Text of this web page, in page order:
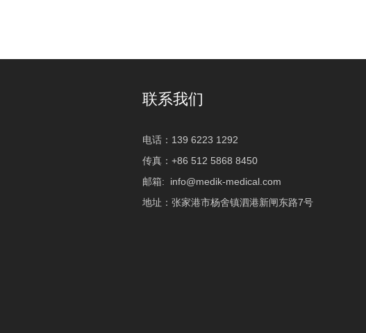
联系我们
电话：139 6223 1292
传真：+86 512 5868 8450
邮箱: info@medik-medical.com
地址：张家港市杨舍镇泗港新闸东路7号